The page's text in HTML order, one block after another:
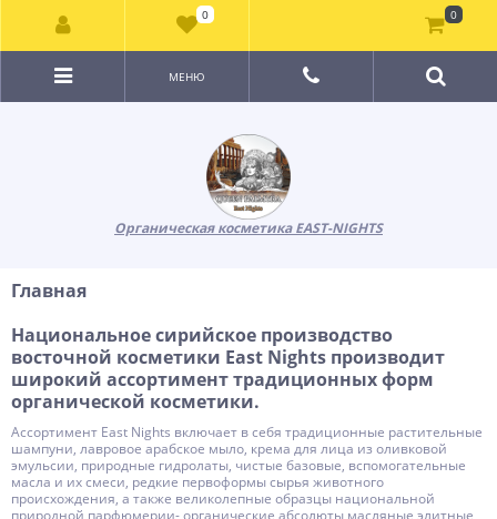
Органическая косметика EAST-NIGHTS
МЕНЮ
Главная
Национальное сирийское производство
восточной косметики East Nights производит
широкий ассортимент традиционных форм
органической косметики.
Ассортимент East Nights включает в себя традиционные растительные
шампуни, лавровое арабское мыло, крема для лица из оливковой
эмульсии, природные гидролаты, чистые базовые, вспомогательные
масла и их смеси, редкие первоформы сырья животного
происхождения, а также великолепные образцы национальной
природной парфюмерии- органические абсолюты масляные элитные
0 0